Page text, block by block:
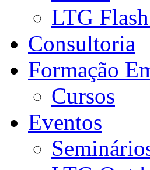
LTG
Consultoria
Formação
Cursos
Eventos